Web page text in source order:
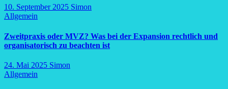
10. September 2025 Simon
Allgemein
Zweitpraxis oder MVZ? Was bei der Expansion rechtlich und
organisatorisch zu beachten ist
24. Mai 2025 Simon
Allgemein